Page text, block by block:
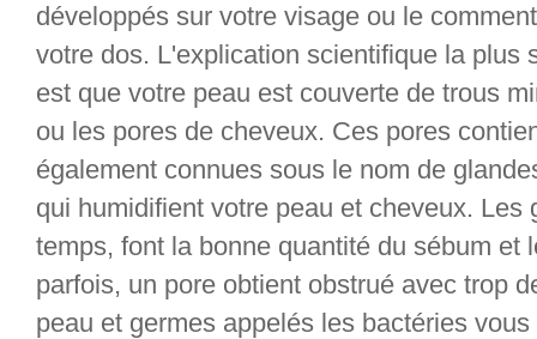
développés sur votre visage ou le
votre dos. L'explication scientifique la plus
est que votre peau est couverte de trous
ou les pores de cheveux. Ces pores
également connues sous le nom de
qui humidifient votre peau et cheveux. Les
temps, font la bonne quantité du sébum et
parfois, un pore obtient obstrué avec trop
peau et germes appelés les bactéries